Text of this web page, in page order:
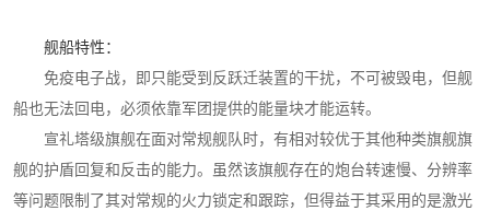
舰船特性：
免疫电子战，即只能受到反跃迁装置的干扰，不可被毁电，但舰
船也无法回电，必须依靠军团提供的能量块才能运转。
宣礼塔级旗舰在面对常规舰队时，有相对较优于其他种类旗舰旗
舰的护盾回复和反击的能力。虽然该旗舰存在的炮台转速慢、分辨率
等问题限制了其对常规的火力锁定和跟踪，但得益于其采用的是激光